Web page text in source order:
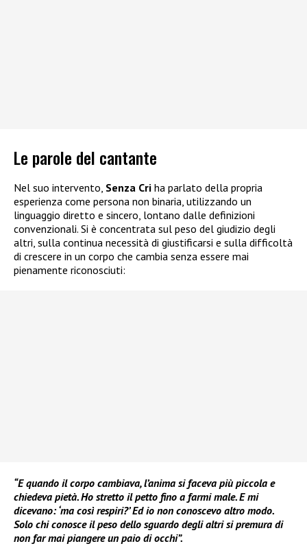
Le parole del cantante
Nel suo intervento, Senza Cri ha parlato della propria
esperienza come persona non binaria, utilizzando un
linguaggio diretto e sincero, lontano dalle definizioni
convenzionali. Si è concentrata sul peso del giudizio degli
altri, sulla continua necessità di giustificarsi e sulla difficoltà
di crescere in un corpo che cambia senza essere mai
pienamente riconosciuti:
“E quando il corpo cambiava, l’anima si faceva più piccola e
chiedeva pietà. Ho stretto il petto fino a farmi male. E mi
dicevano: ‘ma così respiri?’ Ed io non conoscevo altro modo.
Solo chi conosce il peso dello sguardo degli altri si premura di
non far mai piangere un paio di occhi”.